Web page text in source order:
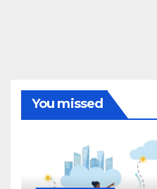
You missed